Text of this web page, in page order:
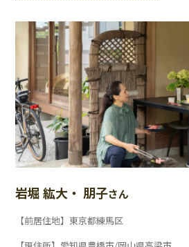
岩堀 紘大・ 朋子さん
【前居住地】東京都練馬区